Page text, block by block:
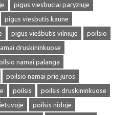
pigus viesbuciai paryziuje
pigus viesbutis kaune
pigus viešbutis vilniuje
poilsio
druskininkuose
namai palanga
poilsio namai prie juros
poilsis
poilsis druskininkuose
poilsis nidoje